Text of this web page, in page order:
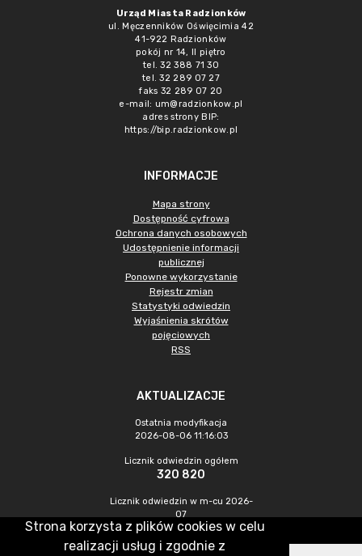
Urząd Miasta Radzionków
ul. Męczenników Oświęcimia 42
41-922 Radzionków
pokój nr 14, II piętro
tel. 32 388 71 30
tel. 32 289 07 27
faks 32 289 07 20
e-mail: um@radzionkow.pl
adres strony BIP:
https://bip.radzionkow.pl
INFORMACJE
Mapa strony
Dostępność cyfrowa
Ochrona danych osobowych
Udostępnienie informacji
publicznej
Ponowne wykorzystanie
Rejestr zmian
Statystyki odwiedzin
Wyjaśnienia skrótów
pojęciowych
RSS
AKTUALIZACJE
Ostatnia modyfikacja
2026-08-06 11:16:03
Licznik odwiedzin ogółem
320 820
Licznik odwiedzin w m-cu 2026-
07
879
Strona korzysta z plików cookies w celu
realizacji usług i zgodnie z